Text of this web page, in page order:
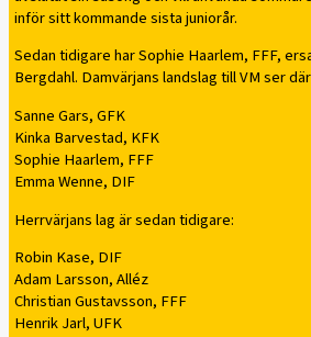
inför sitt kommande sista juniorår.
Sedan tidigare har Sophie Haarlem, FFF,
Bergdahl. Damvärjans landslag till VM ser
Sanne Gars, GFK
Kinka Barvestad, KFK
Sophie Haarlem, FFF
Emma Wenne, DIF
Herrvärjans lag är sedan tidigare:
Robin Kase, DIF
Adam Larsson, Alléz
Christian Gustavsson, FFF
Henrik Jarl, UFK